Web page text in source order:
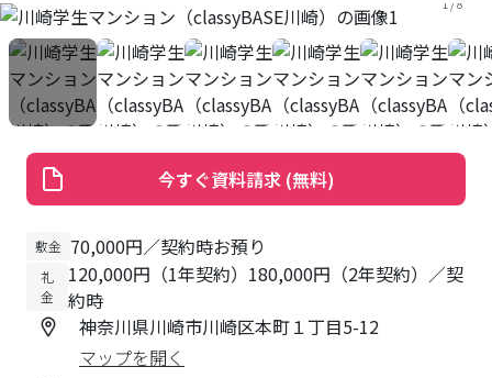
敷金 70,000円／契約時お預り
礼
金
120,000円（1年契約）180,000円（2年契約）／契
約時
神奈川県川崎市川崎区本町１丁目5-12
マップを開く
1 / 8
今すぐ資料請求 (無料)